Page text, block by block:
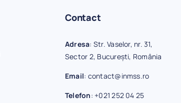
Contact
Adresa: Str. Vaselor, nr. 31,
Sector 2, București, România
Email: contact@inmss.ro
Telefon: +021 252 04 25